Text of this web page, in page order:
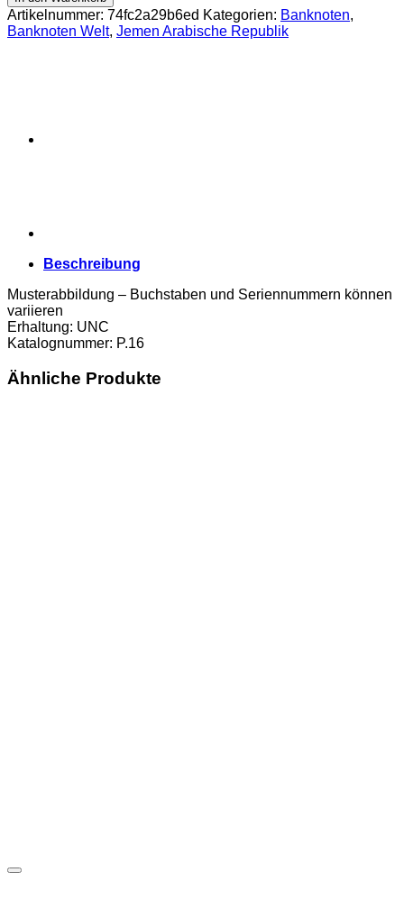
-
100
Rials
Menge
Artikelnummer: 74fc2a29b6ed Kategorien: Banknoten,
Banknoten Welt, Jemen Arabische Republik
Beschreibung
Musterabbildung – Buchstaben und Seriennummern können
variieren
Erhaltung: UNC
Katalognummer: P.16
Ähnliche Produkte